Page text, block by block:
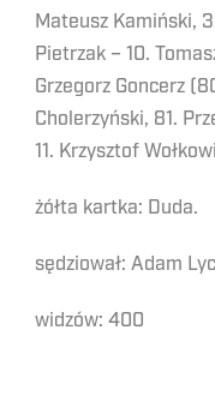
Mateusz Kamiński,
Pietrzak – 10.
Grzegorz Goncerz
Cholerzyński, 81.
11. Krzysztof
żółta kartka: Duda.
sędziował: Adam
widzów: 400